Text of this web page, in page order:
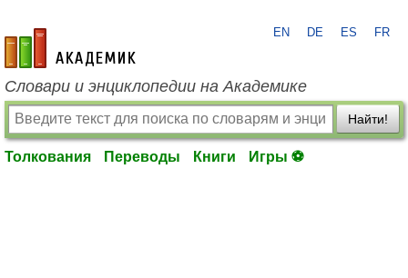
academic.ru
EN DE ES FR
Словари и энциклопедии на Академике
Найти!
Толкования Переводы Книги Игры ⚽